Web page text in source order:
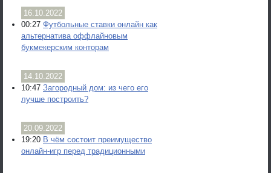
16.10.2022
00:27 Футбольные ставки онлайн как
альтернатива оффлайновым
букмекерским конторам
14.10.2022
10:47 Загородный дом: из чего его
лучше построить?
20.09.2022
19:20 В чём состоит преимущество
онлайн-игр перед традиционными